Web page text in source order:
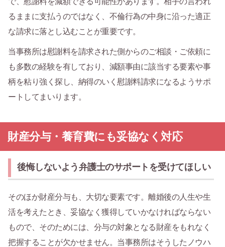
るままに支払うのではなく、不倫行為の中身に沿った適正
な請求に落とし込むことが重要です。
当事務所は慰謝料を請求された側からのご相談・ご依頼に
も多数の経験を有しており、減額事由に該当する要素や事
柄を粘り強く探し、納得のいく慰謝料請求になるようサポ
ートしてまいります。
財産分与・養育費にも妥協なく対応
後悔しないよう弁護士のサポートを受けてほしい
そのほか財産分与も、大切な要素です。離婚後の人生や生
活を考えたとき、妥協なく獲得していかなければならない
もので、そのためには、分与の対象となる財産をもれなく
把握することが欠かせません。当事務所はそうしたノウハ